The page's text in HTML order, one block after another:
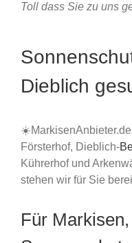
Toll dass Sie zu uns
Dieblich
Försterhof, Dieblich-
Kührerhof und
stehen wir für Sie
Für